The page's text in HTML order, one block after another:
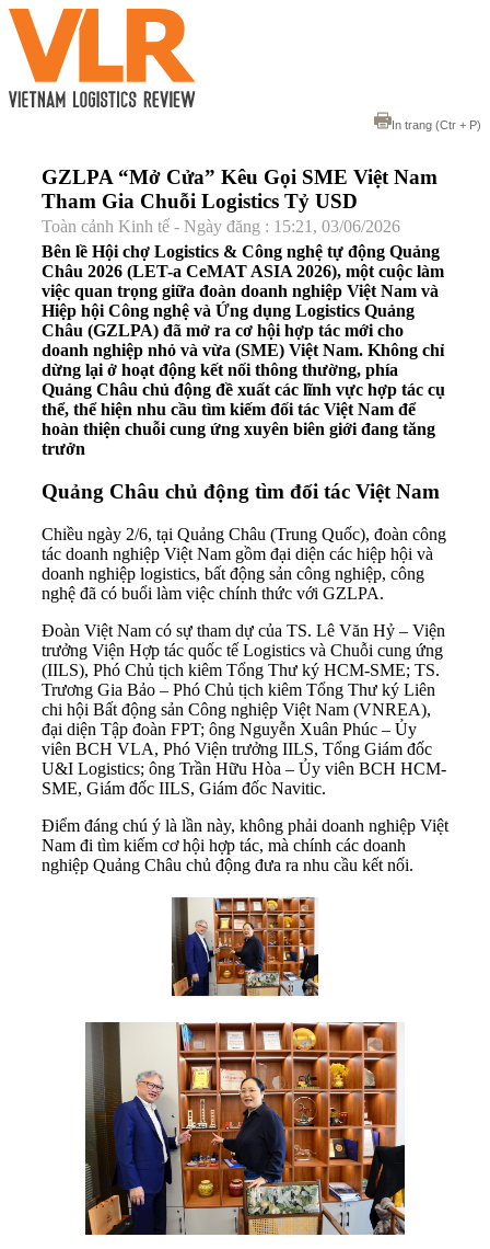
In trang (Ctr + P)
GZLPA “Mở Cửa” Kêu Gọi SME Việt Nam
Tham Gia Chuỗi Logistics Tỷ USD
Toàn cảnh Kinh tế - Ngày đăng : 15:21, 03/06/2026
Bên lề Hội chợ Logistics & Công nghệ tự động Quảng
Châu 2026 (LET-a CeMAT ASIA 2026), một cuộc làm
việc quan trọng giữa đoàn doanh nghiệp Việt Nam và
Hiệp hội Công nghệ và Ứng dụng Logistics Quảng
Châu (GZLPA) đã mở ra cơ hội hợp tác mới cho
doanh nghiệp nhỏ và vừa (SME) Việt Nam. Không chỉ
dừng lại ở hoạt động kết nối thông thường, phía
Quảng Châu chủ động đề xuất các lĩnh vực hợp tác cụ
thể, thể hiện nhu cầu tìm kiếm đối tác Việt Nam để
hoàn thiện chuỗi cung ứng xuyên biên giới đang tăng
trưởn
Quảng Châu chủ động tìm đối tác Việt Nam
Chiều ngày 2/6, tại Quảng Châu (Trung Quốc), đoàn công
tác doanh nghiệp Việt Nam gồm đại diện các hiệp hội và
doanh nghiệp logistics, bất động sản công nghiệp, công
nghệ đã có buổi làm việc chính thức với GZLPA.
Đoàn Việt Nam có sự tham dự của TS. Lê Văn Hỷ – Viện
trưởng Viện Hợp tác quốc tế Logistics và Chuỗi cung ứng
(IILS), Phó Chủ tịch kiêm Tổng Thư ký HCM-SME; TS.
Trương Gia Bảo – Phó Chủ tịch kiêm Tổng Thư ký Liên
chi hội Bất động sản Công nghiệp Việt Nam (VNREA),
đại diện Tập đoàn FPT; ông Nguyễn Xuân Phúc – Ủy
viên BCH VLA, Phó Viện trưởng IILS, Tổng Giám đốc
U&I Logistics; ông Trần Hữu Hòa – Ủy viên BCH HCM-
SME, Giám đốc IILS, Giám đốc Navitic.
Điểm đáng chú ý là lần này, không phải doanh nghiệp Việt
Nam đi tìm kiếm cơ hội hợp tác, mà chính các doanh
nghiệp Quảng Châu chủ động đưa ra nhu cầu kết nối.